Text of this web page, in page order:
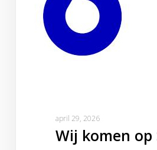
april 29, 2026
Wij komen op